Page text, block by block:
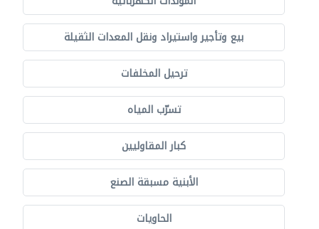
بيع وتأجير واستيراد ونقل المعدات الثقيلة
ترحيل المخلفات
تسرّب المياه
كبار المقاوليين
الأبنية مسبقة الصنع
الحاويات